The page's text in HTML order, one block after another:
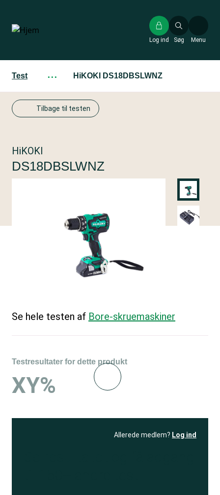
hovedindhold
Søg
Log ind Menu
Test ··· HiKOKI DS18DBSLWNZ
Tilbage til testen
HiKOKI
DS18DBSLWNZ
Se hele testen af Bore-skruemaskiner
Testresultater for dette produkt
XY%
Allerede medlem? Log ind